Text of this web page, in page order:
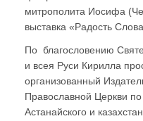
митрополита Иосифа
выставка «Радость
По благословению
и всея Руси Кирилла
организованный
Православной Церкви
Астанайского и